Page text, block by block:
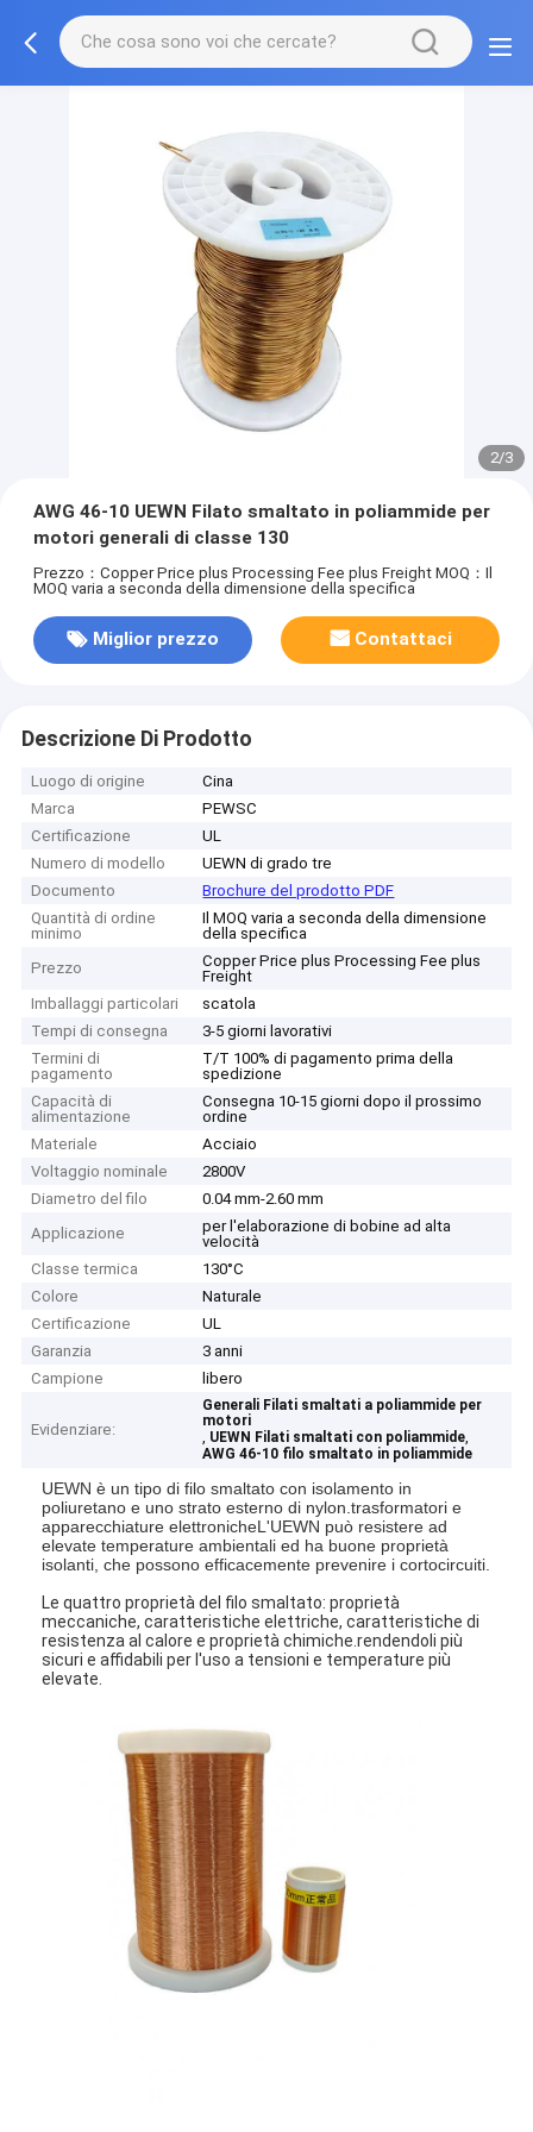
2/3
AWG 46-10 UEWN Filato smaltato in poliammide per
motori generali di classe 130
Prezzo：Copper Price plus Processing Fee plus Freight MOQ：Il
MOQ varia a seconda della dimensione della specifica
Miglior prezzo Contattaci
Descrizione Di Prodotto
Luogo di origine
Cina
Marca
PEWSC
Certificazione
UL
Numero di modello
UEWN di grado tre
Documento
Brochure del prodotto PDF
Quantità di ordine
minimo
Il MOQ varia a seconda della dimensione
della specifica
Prezzo
Copper Price plus Processing Fee plus
Freight
Imballaggi particolari
scatola
Tempi di consegna
3-5 giorni lavorativi
Termini di
pagamento
T/T 100% di pagamento prima della
spedizione
Capacità di
alimentazione
Consegna 10-15 giorni dopo il prossimo
ordine
Materiale
Acciaio
Voltaggio nominale
2800V
Diametro del filo
0.04 mm-2.60 mm
Applicazione
per l'elaborazione di bobine ad alta
velocità
Classe termica
130°C
Colore
Naturale
Certificazione
UL
Garanzia
3 anni
Campione
libero
Evidenziare:
Generali Filati smaltati a poliammide per
motori
, UEWN Filati smaltati con poliammide,
AWG 46-10 filo smaltato in poliammide
UEWN è un tipo di filo smaltato con isolamento in
poliuretano e uno strato esterno di nylon.trasformatori e
apparecchiature elettronicheL'UEWN può resistere ad
elevate temperature ambientali ed ha buone proprietà
isolanti, che possono efficacemente prevenire i cortocircuiti.
Le quattro proprietà del filo smaltato: proprietà
meccaniche, caratteristiche elettriche, caratteristiche di
resistenza al calore e proprietà chimiche.rendendoli più
sicuri e affidabili per l'uso a tensioni e temperature più
elevate.